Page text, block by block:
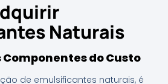
Naturais
Componentes do Custo
de emulsificantes naturais, é